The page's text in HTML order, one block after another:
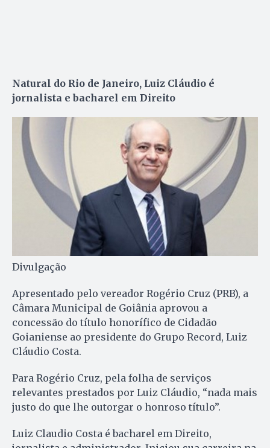
Natural do Rio de Janeiro, Luiz Cláudio é
jornalista e bacharel em Direito
Divulgação
Apresentado pelo vereador Rogério Cruz (PRB), a
Câmara Municipal de Goiânia aprovou a
concessão do título honorífico de Cidadão
Goianiense ao presidente do Grupo Record, Luiz
Cláudio Costa.
Para Rogério Cruz, pela folha de serviços
relevantes prestados por Luiz Cláudio, “nada mais
justo do que lhe outorgar o honroso título”.
Luiz Claudio Costa é bacharel em Direito,